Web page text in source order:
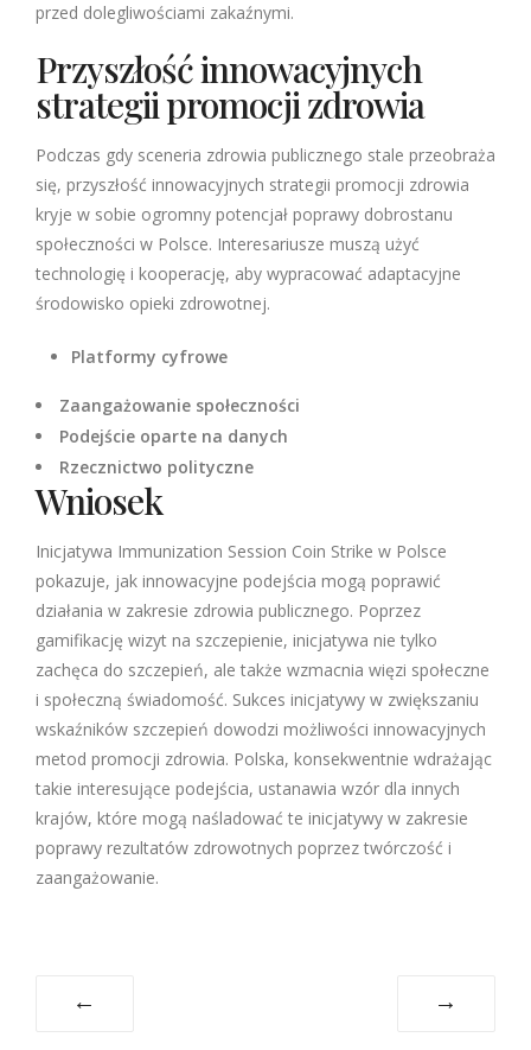
przed dolegliwościami zakaźnymi.
Przyszłość innowacyjnych
strategii promocji zdrowia
Podczas gdy sceneria zdrowia publicznego stale przeobraża
się, przyszłość innowacyjnych strategii promocji zdrowia
kryje w sobie ogromny potencjał poprawy dobrostanu
społeczności w Polsce. Interesariusze muszą użyć
technologię i kooperację, aby wypracować adaptacyjne
środowisko opieki zdrowotnej.
Platformy cyfrowe
Zaangażowanie społeczności
Podejście oparte na danych
Rzecznictwo polityczne
Wniosek
Inicjatywa Immunization Session Coin Strike w Polsce
pokazuje, jak innowacyjne podejścia mogą poprawić
działania w zakresie zdrowia publicznego. Poprzez
gamifikację wizyt na szczepienie, inicjatywa nie tylko
zachęca do szczepień, ale także wzmacnia więzi społeczne
i społeczną świadomość. Sukces inicjatywy w zwiększaniu
wskaźników szczepień dowodzi możliwości innowacyjnych
metod promocji zdrowia. Polska, konsekwentnie wdrażając
takie interesujące podejścia, ustanawia wzór dla innych
krajów, które mogą naśladować te inicjatywy w zakresie
poprawy rezultatów zdrowotnych poprzez twórczość i
zaangażowanie.
← →